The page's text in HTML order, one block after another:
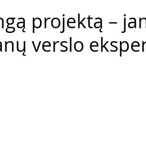
projektą –
verslo